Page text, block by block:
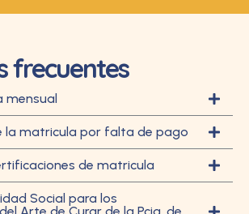
frecuentes
mensual
la matricula por falta de pago
de matricula
Social para los